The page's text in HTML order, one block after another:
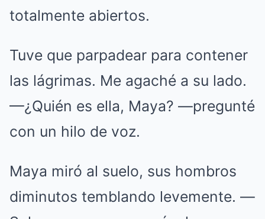
totalmente abiertos.
Tuve que parpadear para contener
las lágrimas. Me agaché a su lado.
—¿Quién es ella, Maya? —pregunté
con un hilo de voz.
Maya miró al suelo, sus hombros
diminutos temblando levemente. —